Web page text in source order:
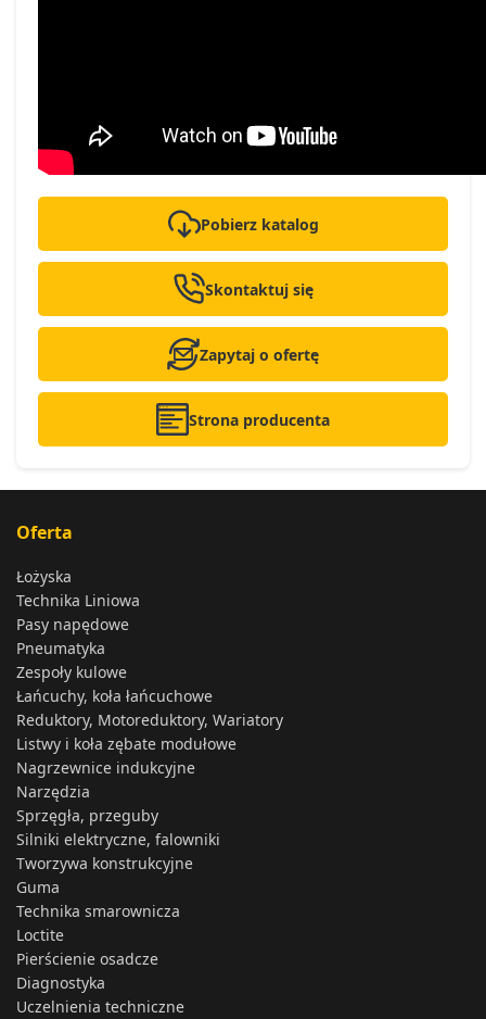
Pobierz katalog
Skontaktuj się
Zapytaj o ofertę
Strona producenta
Oferta
Łożyska
Technika Liniowa
Pasy napędowe
Pneumatyka
Zespoły kulowe
Łańcuchy, koła łańcuchowe
Reduktory, Motoreduktory, Wariatory
Listwy i koła zębate modułowe
Nagrzewnice indukcyjne
Narzędzia
Sprzęgła, przeguby
Silniki elektryczne, falowniki
Tworzywa konstrukcyjne
Guma
Technika smarownicza
Loctite
Pierścienie osadcze
Diagnostyka
Uczelnienia techniczne